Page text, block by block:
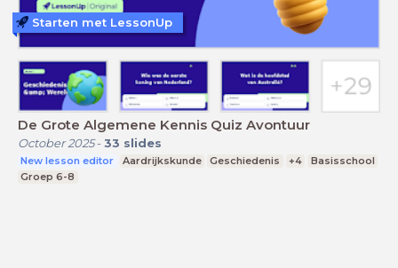
De Grote Algemene Kennis Quiz Avontuur
October 2025- 33 slides
New lesson editor Aardrijkskunde Geschiedenis +4
Basisschool
Groep 6-8
Starten met LessonUp